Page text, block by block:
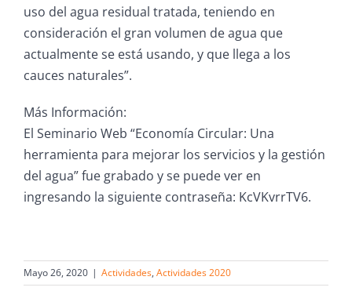
uso del agua residual tratada, teniendo en
consideración el gran volumen de agua que
actualmente se está usando, y que llega a los
cauces naturales”.
Más Información:
El Seminario Web “Economía Circular: Una
herramienta para mejorar los servicios y la gestión
del agua” fue grabado y se puede ver en
ingresando la siguiente contraseña: KcVKvrrTV6.
Mayo 26, 2020 | Actividades, Actividades 2020